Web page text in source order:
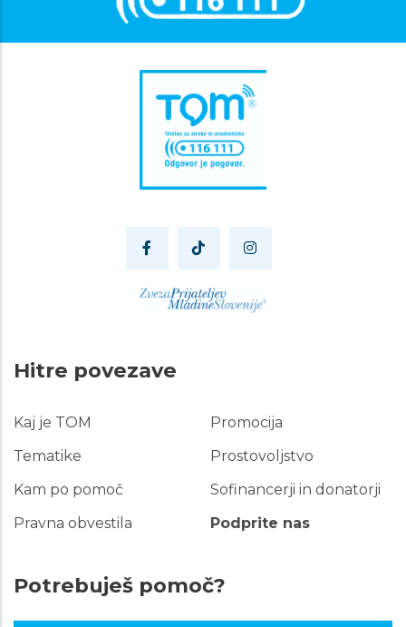
Hitre povezave
Hitre
povezave
Kaj je TOM
Tematike
Kam po pomoč
Pravna obvestila
Promocija
Prostovoljstvo
Sofinancerji in donatorji
Podprite nas
Potrebuješ pomoč?